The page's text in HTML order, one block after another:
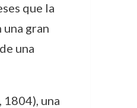
que la
gran
una
una